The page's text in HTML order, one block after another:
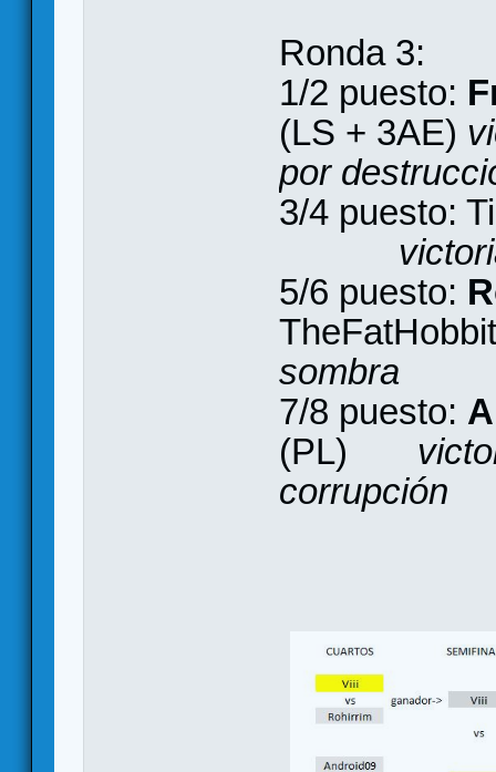
Ronda 3:
1/2 puesto:
(LS + 3AE)
por
3/4 puesto:
5/6 puesto:
sombra
7/8 puesto:
(PL)
corrupción